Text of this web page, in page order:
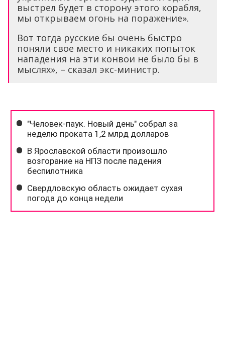
выстрел будет в сторону этого корабля,
мы открываем огонь на поражение».
Вот тогда русские бы очень быстро
поняли свое место и никаких попыток
нападения на эти конвои не было бы в
мыслях», – сказал экс-министр.